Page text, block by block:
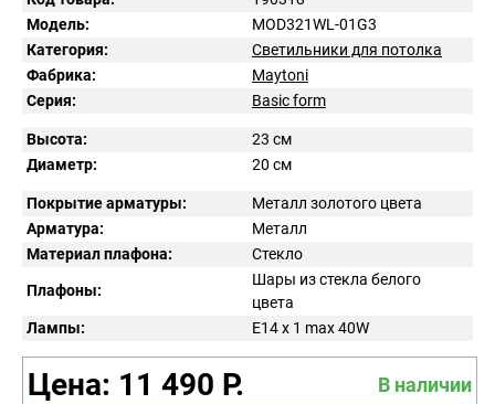
Модель:
MOD321WL-01G3
Категория:
Светильники для потолка
Фабрика:
Maytoni
Серия:
Basic form
Высота:
23 см
Диаметр:
20 см
Покрытие арматуры:
Металл золотого цвета
Арматура:
Металл
Материал плафона:
Стекло
Плафоны:
Шары из стекла белого
цвета
Лампы:
E14 x 1 max 40W
Цена: 11 490 Р.
В наличии